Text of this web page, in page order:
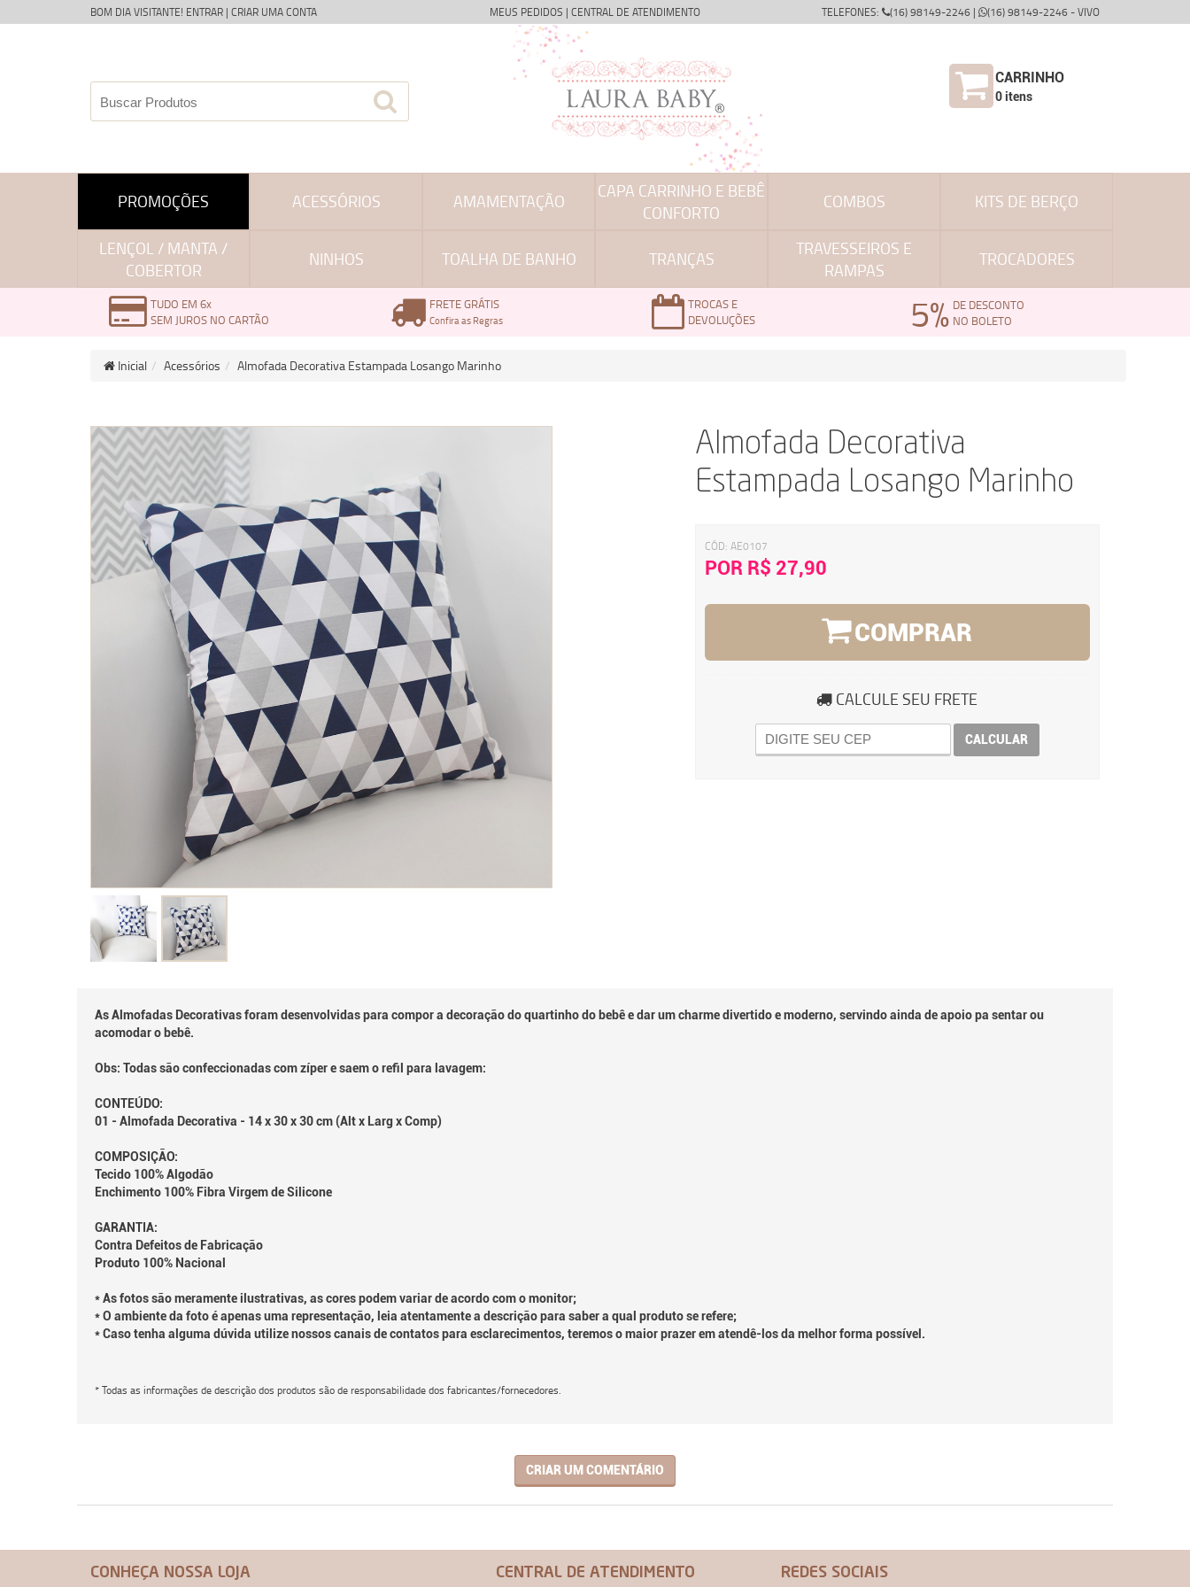
BOM DIA VISITANTE! ENTRAR | CRIAR UMA CONTA MEUS PEDIDOS | CENTRAL DE ATENDIMENTO TELEFONES: (16) 98149-2246 | (16) 98149-2246 - VIVO
CARRINHO
0itens
PROMOÇÕES ACESSÓRIOS AMAMENTAÇÃO
CAPA CARRINHO E BEBÊ
CONFORTO
COMBOS KITS DE BERÇO
LENÇOL / MANTA /
COBERTOR
NINHOS TOALHA DE BANHO TRANÇAS
TRAVESSEIROS E
RAMPAS
TROCADORES
TUDO EM 6x
SEM JUROS NO CARTÃO
FRETE GRÁTIS
Confira as Regras
TROCAS E
DEVOLUÇÕES
5% DE DESCONTO
NO BOLETO
Inicial Acessórios Almofada Decorativa Estampada Losango Marinho
Almofada Decorativa
Estampada Losango Marinho
CÓD: AE0107
POR R$ 27,90
COMPRAR
CALCULE SEU FRETE
CALCULAR
As Almofadas Decorativas foram desenvolvidas para compor a decoração do quartinho do bebê e dar um charme divertido e moderno, servindo ainda de apoio pa sentar ou
acomodar o bebê.
Obs: Todas são confeccionadas com zíper e saem o refil para lavagem:
CONTEÚDO:
01 - Almofada Decorativa - 14 x 30 x 30 cm (Alt x Larg x Comp)
COMPOSIÇÃO:
Tecido 100% Algodão
Enchimento 100% Fibra Virgem de Silicone
GARANTIA:
Contra Defeitos de Fabricação
Produto 100% Nacional
* As fotos são meramente ilustrativas, as cores podem variar de acordo com o monitor;
* O ambiente da foto é apenas uma representação, leia atentamente a descrição para saber a qual produto se refere;
* Caso tenha alguma dúvida utilize nossos canais de contatos para esclarecimentos, teremos o maior prazer em atendê-los da melhor forma possível.
* Todas as informações de descrição dos produtos são de responsabilidade dos fabricantes/fornecedores.
CRIAR UM COMENTÁRIO
CONHEÇA NOSSA LOJA CENTRAL DE ATENDIMENTO REDES SOCIAIS